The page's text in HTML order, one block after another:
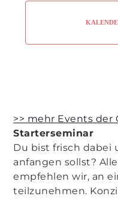
>> mehr Events der
Starterseminar
Du bist frisch dabei
anfangen sollst?
empfehlen wir, an
teilzunehmen.